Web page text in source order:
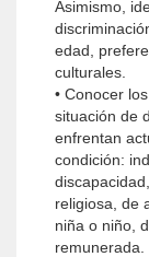
Asimismo,
edad,
culturales.
• Conocer
situación de
enfrentan
condición:
religiosa, de
niña o niño,
remunerada.